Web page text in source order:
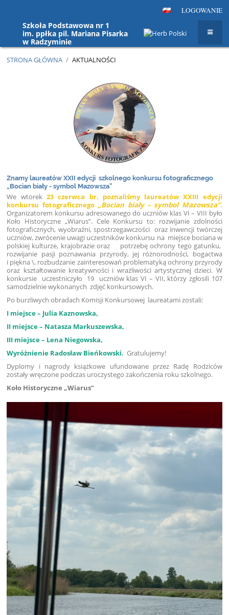
LOGOWANIE
Szkoła Podstawowa nr 1
im. ppłka pil. Mariana Pisarka
w Radzyminie
STRONA GŁÓWNA / AKTUALNOŚCI
Znamy laureatów XXII edycji szkolnego konkursu fotograficznego
„Bocian biały - symbol Mazowsza”
We wtorek 23 czerwca br. poznaliśmy laureatów XXIII edycji
konkursu fotograficznego „Bocian biały – symbol Mazowsza”.
Organizatorem konkursu adresowanego do uczniów klas VI – VIII było
Koło Historyczne „Wiarus”. Cele Konkursu to: rozwijanie zdolności
fotograficznych, wyobraźni, spostrzegawczości oraz inwencji twórczej
uczniów, zwrócenie uwagi uczestników konkursu na miejsce bociana w
polskiej kulturze, krajobrazie oraz potrzebę ochrony tego gatunku,
rozwijanie pasji poznawania przyrody, jej różnorodności, bogactwa
i piękna \, rozbudzanie zainteresowań problematyką ochrony przyrody
oraz kształtowanie kreatywności i wrażliwości artystycznej dzieci. W
konkursie uczestniczyło 19 uczniów klas VI – VII, którzy zgłosili 107
samodzielnie wykonanych zdjęć konkursowych.
Po burzliwych obradach Komisji Konkursowej laureatami zostali:
I miejsce – Julia Kaznowska,
II miejsce – Natasza Markuszewska,
III miejsce – Lena Niegowska,
Wyróżnienie Radosław Bieńkowski. Gratulujemy!
Dyplomy i nagrody książkowe ufundowane przez Radę Rodziców
zostały wręczone podczas uroczystego zakończenia roku szkolnego.
Koło Historyczne „Wiarus”